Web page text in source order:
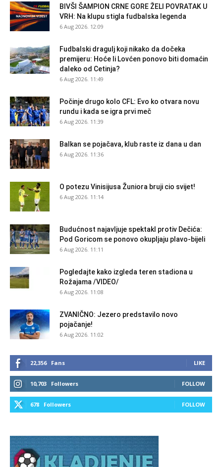
BIVŠI ŠAMPION CRNE GORE ŽELI POVRATAK U
VRH: Na klupu stigla fudbalska legenda
6 Aug 2026. 12:09
Fudbalski dragulj koji nikako da dočeka
premijeru: Hoće li Lovćen ponovo biti domaćin
daleko od Cetinja?
6 Aug 2026. 11:49
Počinje drugo kolo CFL: Evo ko otvara novu
rundu i kada se igra prvi meč
6 Aug 2026. 11:39
Balkan se pojačava, klub raste iz dana u dan
6 Aug 2026. 11:36
O potezu Vinisijusa Žuniora bruji cio svijet!
6 Aug 2026. 11:14
Budućnost najavljuje spektakl protiv Dečića:
Pod Goricom se ponovo okupljaju plavo-bijeli
6 Aug 2026. 11:11
Pogledajte kako izgleda teren stadiona u
Rožajama /VIDEO/
6 Aug 2026. 11:08
ZVANIČNO: Jezero predstavilo novo
pojačanje!
6 Aug 2026. 11:02
22,356 Fans LIKE
10,703 Followers FOLLOW
678 Followers FOLLOW